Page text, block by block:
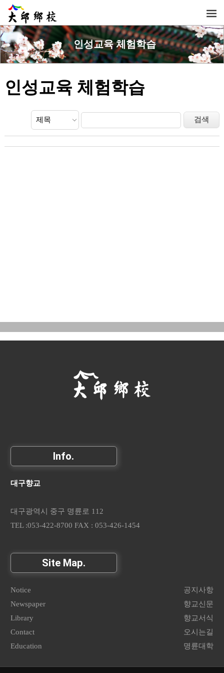
인성교육 체험학습
인성교육 체험학습
Info.
대구향교
대구광역시 중구 명륜로 112
TEL :053-422-8700 FAX : 053-426-1454
Site Map.
Notice
공지사항
Newspaper
향교신문
Library
향교서식
Contact
오시는길
Education
명륜대학